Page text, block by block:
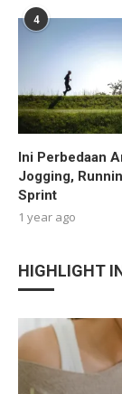
4
Ini Perbedaan
Jogging,
Sprint
1 year ago
HIGHLIGHT